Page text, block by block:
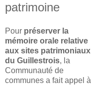
patrimoine
Pour préserver la
mémoire orale relative
aux sites patrimoniaux
du Guillestrois, la
Communauté de
communes a fait appel à